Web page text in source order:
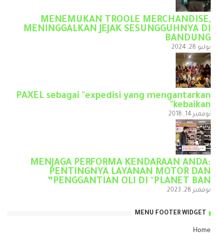
MENEMUKAN TROOLE MERCHANDISE,
MENINGGALKAN JEJAK SESUNGGUHNYA DI
BANDUNG
يوليو 28, 2024
PAXEL sebagai "expedisi yang mengantarkan
kebaikan"
نوفمبر 14, 2018
MENJAGA PERFORMA KENDARAAN ANDA:
PENTINGNYA LAYANAN MOTOR DAN
PENGGANTIAN OLI DI "PLANET BAN”
نوفمبر 28, 2023
MENU FOOTER WIDGET
Home